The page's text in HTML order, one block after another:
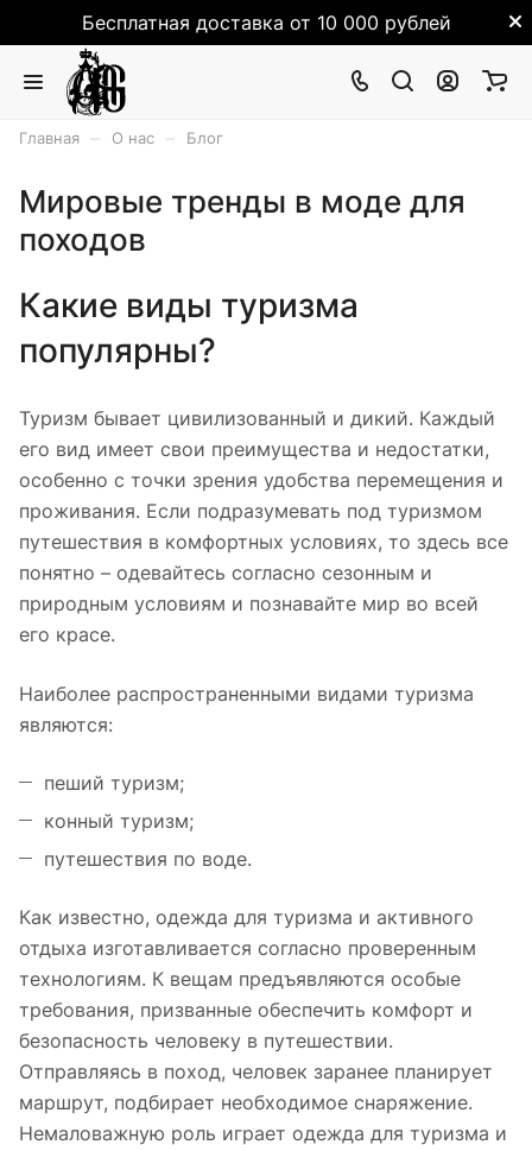
Бесплатная доставка от 10 000 рублей
Главная О нас Блог
Мировые тренды в моде для
походов
Какие виды туризма
популярны?
Туризм бывает цивилизованный и дикий. Каждый
его вид имеет свои преимущества и недостатки,
особенно с точки зрения удобства перемещения и
проживания. Если подразумевать под туризмом
путешествия в комфортных условиях, то здесь все
понятно – одевайтесь согласно сезонным и
природным условиям и познавайте мир во всей
его красе.
Наиболее распространенными видами туризма
являются:
пеший туризм;
конный туризм;
путешествия по воде.
Как известно, одежда для туризма и активного
отдыха изготавливается согласно проверенным
технологиям. К вещам предъявляются особые
требования, призванные обеспечить комфорт и
безопасность человеку в путешествии.
Отправляясь в поход, человек заранее планирует
маршрут, подбирает необходимое снаряжение.
Немаловажную роль играет одежда для туризма и